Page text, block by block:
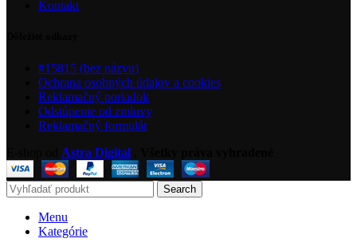
Kontakt
#15815 (bez názvu)
Ochrana osobných údajov a cookies
Reklamačný poriadok
Odstúpenie od zmluvy
Reklamačný formulár
Astra Digital
Search
Menu
Kategórie